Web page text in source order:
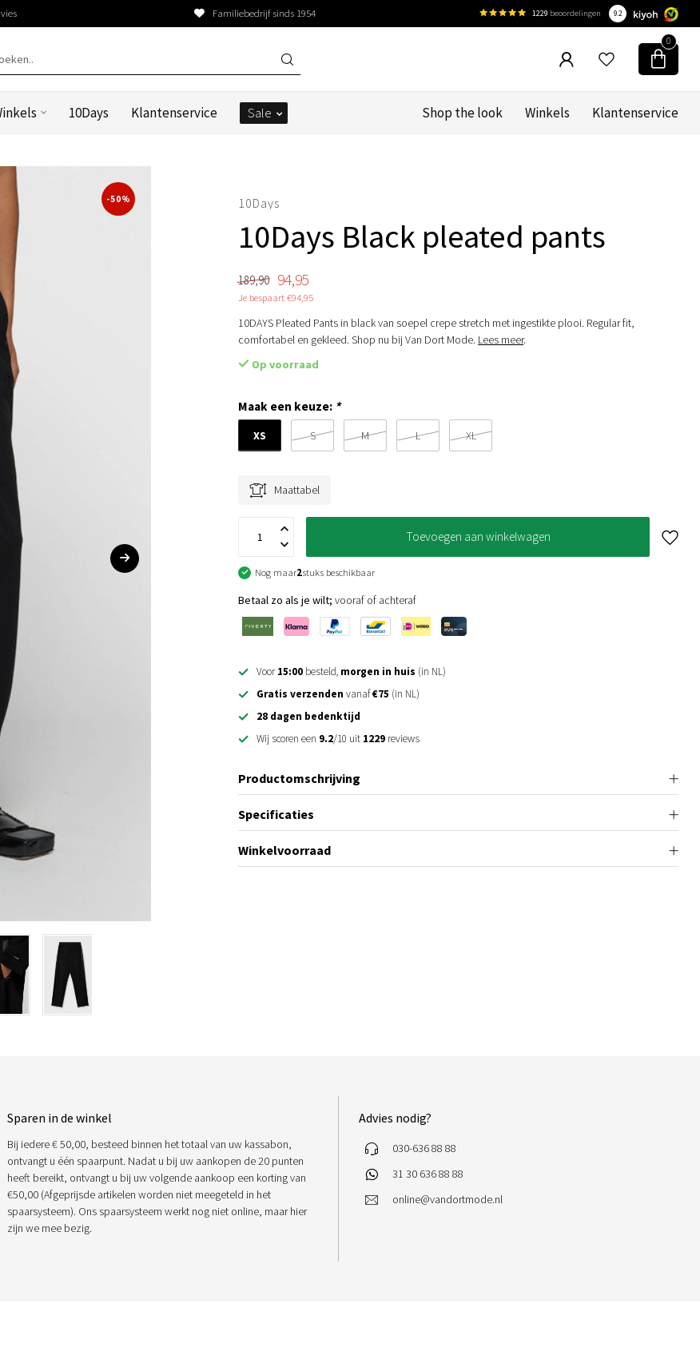
Familiebedrijf sinds 1954 1229 beoordelingen 9.2
0
10Days Klantenservice Sale Shop the look Winkels Klantenservice
-50% 10Days
10Days Black pleated pants
189,90 94,95
Je bespaart €94,95
10DAYS Pleated Pants in black van soepel crepe stretch met ingestikte plooi. Regular fit,
comfortabel en gekleed. Shop nu bij Van Dort Mode. Lees meer.
Op voorraad
Maak een keuze: *
XS S M L XL
Maattabel
Toevoegen aan winkelwagen
Nog maar2stuks beschikbaar
Betaal zo als je wilt; vooraf of achteraf
Voor15:00 besteld, morgen in huis (in NL)
Gratis verzenden vanaf€75 (in NL)
28 dagen bedenktijd
Wij scoren een 9.2/10 uit 1229 reviews
Productomschrijving
Specificaties
Winkelvoorraad
Sparen in de winkel
Bij iedere € 50,00, besteed binnen het totaal van uw kassabon,
ontvangt u één spaarpunt. Nadat u bij uw aankopen de 20 punten
heeft bereikt, ontvangt u bij uw volgende aankoop een korting van
€50,00 (Afgeprijsde artikelen worden niet meegeteld in het
spaarsysteem). Ons spaarsysteem werkt nog niet online, maar hier
zijn we mee bezig.
Advies nodig?
030-636 88 88
31 30 636 88 88
online@vandortmode.nl